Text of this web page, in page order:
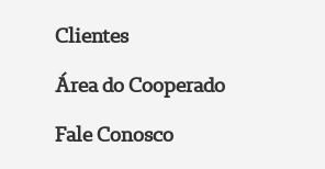
Clientes
Área do Cooperado
Fale Conosco